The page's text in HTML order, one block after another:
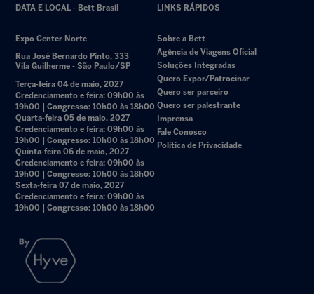
DATA E LOCAL - Bett Brasil
Expo Center Norte
Rua José Bernardo Pinto, 333
Vila Guilherme - São Paulo/SP
Terça-feira 04 de maio, 2027
Credenciamento e feira: 09h00 às
19h00 | Congresso: 10h00 às 18h00
Quarta-feira 05 de maio, 2027
Credenciamento e feira: 09h00 às
19h00 | Congresso: 10h00 às 18h00
Quinta-feira 06 de maio, 2027
Credenciamento e feira: 09h00 às
19h00 | Congresso: 10h00 às 18h00
Sexta-feira 07 de maio, 2027
Credenciamento e feira: 09h00 às
19h00 | Congresso: 10h00 às 18h00
LINKS RÁPIDOS
Sobre a Bett
Agência de Viagens Oficial
Soluções Integradas
Quero Expor/Patrocinar
Quero ser parceiro
Quero ser palestrante
Imprensa
Fale Conosco
Política de Privacidade